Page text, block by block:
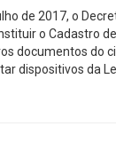
de 2017, o
o Cadastro
documentos do
dispositivos da